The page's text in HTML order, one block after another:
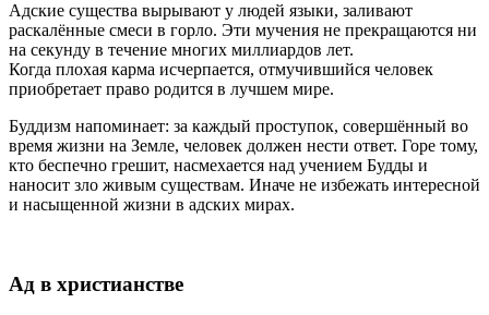
Адские существа вырывают у людей языки, заливают
раскалённые смеси в горло. Эти мучения не прекращаются ни
на секунду в течение многих миллиардов лет.
Когда плохая карма исчерпается, отмучившийся человек
приобретает право родится в лучшем мире.
Буддизм напоминает: за каждый проступок, совершённый во
время жизни на Земле, человек должен нести ответ. Горе тому,
кто беспечно грешит, насмехается над учением Будды и
наносит зло живым существам. Иначе не избежать интересной
и насыщенной жизни в адских мирах.
Ад в христианстве